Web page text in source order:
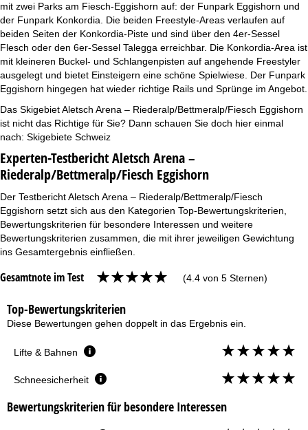
mit zwei Parks am Fiesch-Eggishorn auf: der Funpark Eggishorn und
der Funpark Konkordia. Die beiden Freestyle-Areas verlaufen auf
beiden Seiten der Konkordia-Piste und sind über den 4er-Sessel
Flesch oder den 6er-Sessel Talegga erreichbar. Die Konkordia-Area ist
mit kleineren Buckel- und Schlangenpisten auf angehende Freestyler
ausgelegt und bietet Einsteigern eine schöne Spielwiese. Der Funpark
Eggishorn hingegen hat wieder richtige Rails und Sprünge im Angebot.
Das Skigebiet Aletsch Arena – Riederalp/Bettmeralp/Fiesch Eggishorn
ist nicht das Richtige für Sie? Dann schauen Sie doch hier einmal
nach: Skigebiete Schweiz
Experten-Testbericht Aletsch Arena –
Riederalp/Bettmeralp/Fiesch Eggishorn
Der Testbericht Aletsch Arena – Riederalp/Bettmeralp/Fiesch
Eggishorn setzt sich aus den Kategorien Top-Bewertungskriterien,
Bewertungskriterien für besondere Interessen und weitere
Bewertungskriterien zusammen, die mit ihrer jeweiligen Gewichtung
ins Gesamtergebnis einfließen.
Gesamtnote im Test (4.4 von 5 Sternen)
Top-Bewertungskriterien
Diese Bewertungen gehen doppelt in das Ergebnis ein.
Lifte & Bahnen
Schneesicherheit
Bewertungskriterien für besondere Interessen